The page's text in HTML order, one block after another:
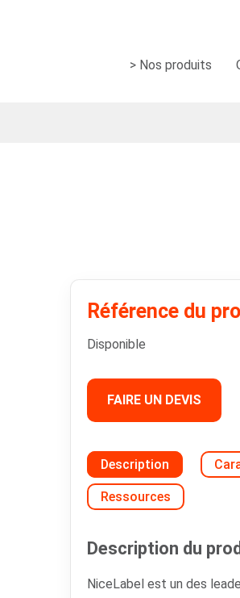
> Nos produits
Référence du
Disponible
FAIRE UN DEVIS
Description
Ressources
Description du
NiceLabel est un des